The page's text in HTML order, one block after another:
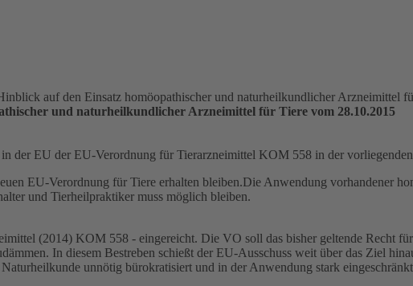
und naturheilkundlicher Arzneimittel für Tiere vom 28.10.2015
der EU der EU-Verordnung für Tierarzneimittel KOM 558 in der
EU-Verordnung für Tiere erhalten bleiben.Die Anwendung vorhandener
und Tierheilpraktiker muss möglich bleiben.
(2014) KOM 558 - eingereicht. Die VO soll das bisher geltende Recht
In diesem Bestreben schießt der EU-Ausschuss weit über das Ziel
unnötig bürokratisiert und in der Anwendung stark